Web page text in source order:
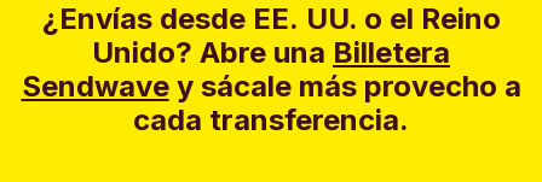
¿Envías desde EE. UU. o el Reino
Unido? Abre una Billetera
Sendwavey sácale más provecho a
cada transferencia.